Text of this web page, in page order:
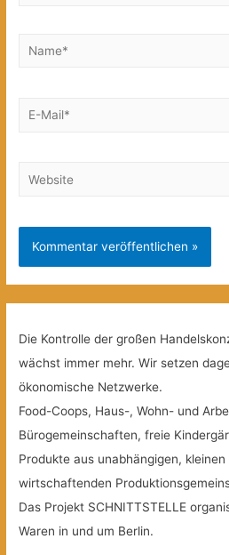
Name*
E-
Website
Die Kontrolle der großen
wächst immer mehr. Wir setzen
ökonomische Netzwerke.
Food-Coops, Haus-, Wohn- und
Bürogemeinschaften, freie
Produkte aus unabhängigen,
wirtschaftenden
Das Projekt SCHNITTSTELLE
Waren in und um Berlin.